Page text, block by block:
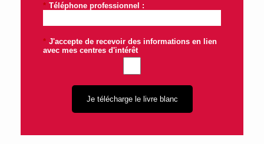
* Téléphone professionnel :
* J'accepte de recevoir des informations en lien
avec mes centres d'intérêt
Je télécharge le livre blanc